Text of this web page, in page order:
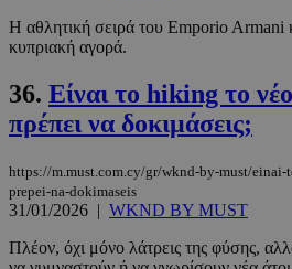
Η αθλητική σειρά του Emporio Armani
κυπριακή αγορά.
36. Είναι το hiking το
πρέπει να δοκιμάσεις;
https://m.must.com.cy/gr/wknd-by-must/
prepei-na-dokimaseis
31/01/2026 | WKND BY MUST
Πλέον, όχι μόνο λάτρεις της φύσης,